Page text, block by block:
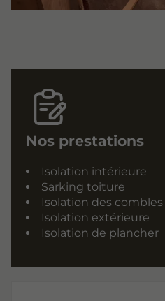
Nos prestations
Isolation intérieure
Sarking toiture
Isolation des combles
Isolation extérieure
Isolation de plancher